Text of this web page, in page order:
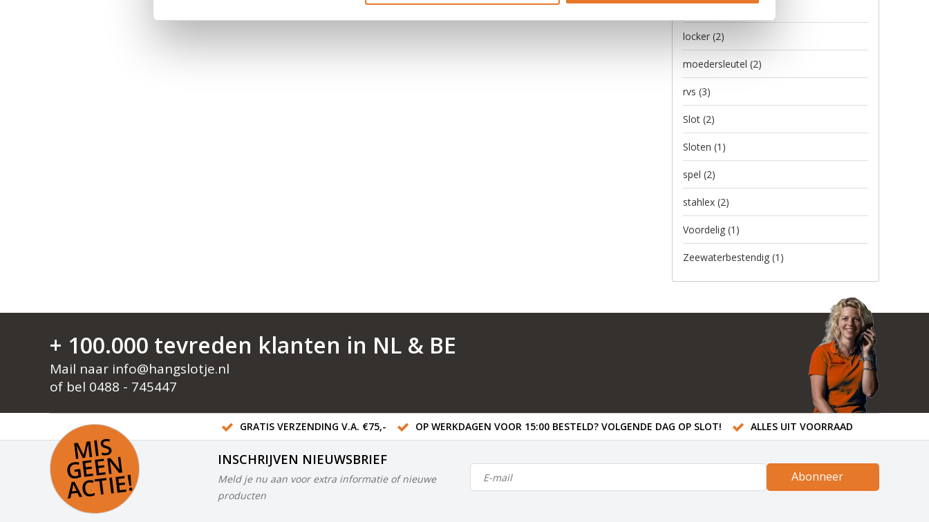
locker (2)
moedersleutel (2)
rvs (3)
Slot (2)
Sloten (1)
spel (2)
stahlex (2)
Voordelig (1)
Zeewaterbestendig (1)
+ 100.000 tevreden klanten in NL & BE
Mail naar info@hangslotje.nl
of bel 0488 - 745447
GRATIS VERZENDING V.A. €75,- OP WERKDAGEN VOOR 15:00 BESTELD? VOLGENDE DAG OP SLOT! ALLES UIT VOORRAAD
MI
S
G
E
E
N
A
C
TI
E!
INSCHRIJVEN NIEUWSBRIEF
Meld je nu aan voor extra informatie of nieuwe
producten
Abonneer